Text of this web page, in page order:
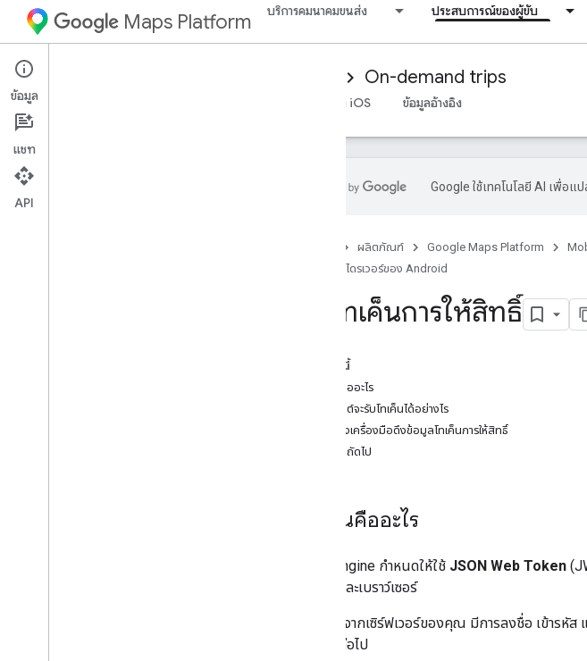
Maps Platform บริการคมนาคมขนส่ง ประสบการณ์ของผู้ขับ
Mobility Services On-demand trips
ภาพรวม SDK ไดรเวอร์ของ iOS ข้อมูลอ้างอิง
Google ใช้เทคโนโลยี AI เพื่อ
ผลิตภัณฑ์ Google Maps Platform
SDK ไดรเวอร์ของ Android
รับโทเค็นการให้สิทธิ์
ในหน้านี้
โทเค็นคืออะไร
ไคลเอ็นต์จะรับโทเค็นได้อย่างไร
ตัวอย่างเครื่องมือดึงข้อมูลโทเค็นการให้สิทธิ์
ขั้นตอนถัดไป
โทเค็นคืออะไร
Fleet Engine กำหนดให้ใช้ JSON Web Token
ร์ทโฟนและเบราว์เซอร์
JWT มาจากเซิร์ฟเวอร์ของคุณ มีการลงชื่อ เข้ารหั
ต้องอีกต่อไป
ข้อมูล
แชท
API